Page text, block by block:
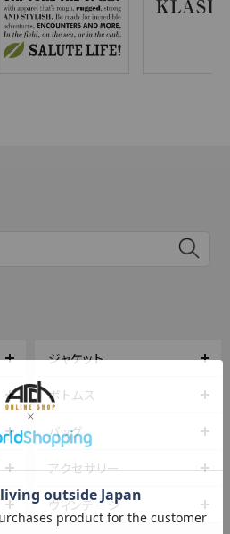
会員登録
ジャケット
ボトムス
バッグ
アクセサリー
ヴィンテージ